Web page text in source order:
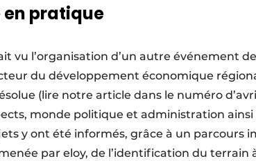
en pratique
vu l’organisation d’un autre événement
du développement économique
(lire notre article dans le numéro
monde politique et administration
y ont été informés, grâce à un parcours
par eloy, de l’identification du terrain